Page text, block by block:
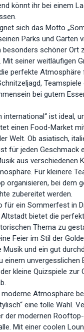
könnt ihr bei einem
sich das Motto
Parks und Gärten
besonders schöner Ort
seiner weitläufigen
perfekte Atmosphäre
bei gutem
international“ ist ideal,
einen Food-Market
Welt. Ob asiatisch,
für jeden Geschmack
aus verschiedenen
Für kleinere
organisieren, bei dem
zubereitet werden.
für ein Sommerfest in
Altstadt bietet die
Thema zu
Feier im Stil der
und ein gut
einem unvergesslichen
kleine Quizspiele zur
moderne Atmosphäre
eine tolle Wahl.
der modernen
Mit einer coolen